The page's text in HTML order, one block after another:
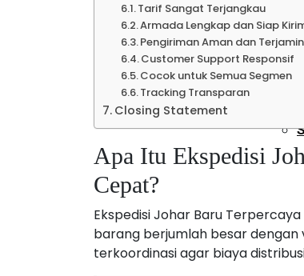
Tarif Sangat Terjangkau
Armada Lengkap dan Siap
Pengiriman Aman dan Terjamin
Customer Support Responsif
Cocok untuk Semua Segmen
Tracking Transparan
Closing Statement
Apa Itu Ekspedisi
Cepat?
Ekspedisi Johar Baru
barang berjumlah besar
terkoordinasi agar biaya